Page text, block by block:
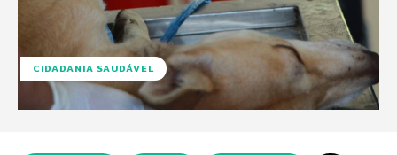
CIDADANIA SAUDÁVEL